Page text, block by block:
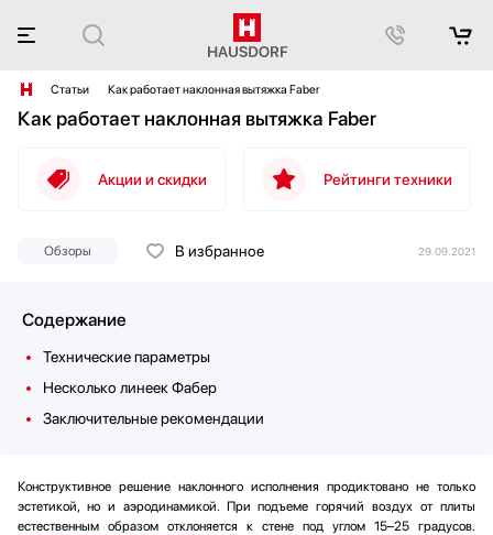
Статьи Как работает наклонная вытяжка Faber
Как работает наклонная вытяжка Faber
Акции и скидки Рейтинги техники
Обзоры В избранное 29.09.2021
Содержание
Технические параметры
Несколько линеек Фабер
Заключительные рекомендации
Конструктивное решение наклонного исполнения продиктовано не только
эстетикой, но и аэродинамикой. При подъеме горячий воздух от плиты
естественным образом отклоняется к стене под углом 15–25 градусов.